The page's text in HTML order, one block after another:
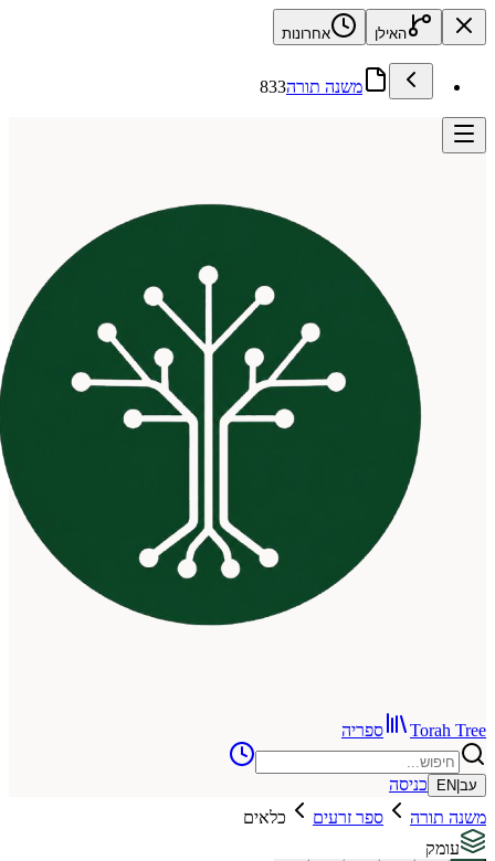
האילן אחרונות
משנה תורה833
ספריה
כניסה
ספר זרעים
כלאים